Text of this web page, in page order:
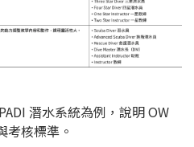
潛水系統為例，說明 OW
考核標準。